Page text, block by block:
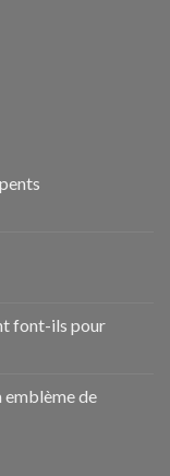
font-ils pour
emblème de